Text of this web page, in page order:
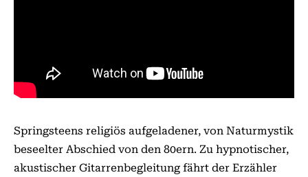
Springsteens religiös aufgeladener, von Naturmystik
beseelter Abschied von den 80ern. Zu hypnotischer,
akustischer Gitarrenbegleitung fährt der Erzähler